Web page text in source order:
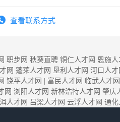
查看联系方式
职步网 秋葵直聘 铜仁人才网 恩施人
网 蓬莱人才网 垦利人才网 河口人才
饶平人才网 富民人才网 临武人才网
网 浏阳人才网 新林浩特人才网 肇庆
人才网 吕梁人才网 云浮人才网 通化